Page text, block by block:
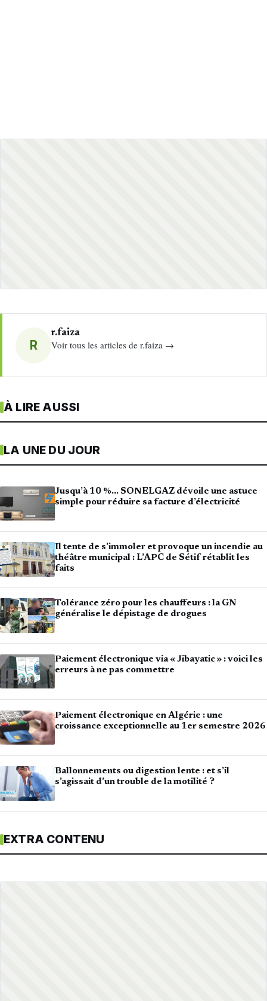
R
r.faiza
Voir tous les articles de r.faiza →
À LIRE AUSSI
LA UNE DU JOUR
Jusqu’à 10 %… SONELGAZ dévoile une astuce
simple pour réduire sa facture d’électricité
Il tente de s’immoler et provoque un incendie au
théâtre municipal : L’APC de Sétif rétablit les
faits
Tolérance zéro pour les chauffeurs : la GN
généralise le dépistage de drogues
Paiement électronique via « Jibayatic » : voici les
erreurs à ne pas commettre
Paiement électronique en Algérie : une
croissance exceptionnelle au 1er semestre 2026
Ballonnements ou digestion lente : et s’il
s’agissait d’un trouble de la motilité ?
EXTRA CONTENU